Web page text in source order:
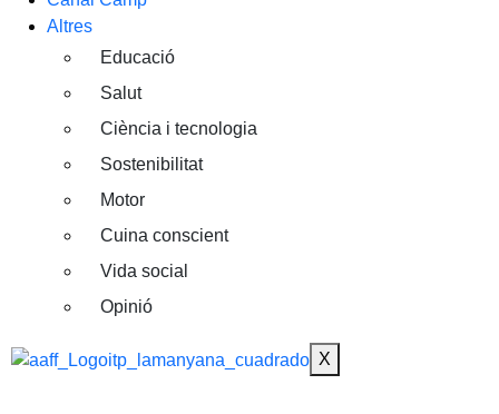
Altres
Educació
Salut
Ciència i tecnologia
Sostenibilitat
Motor
Cuina conscient
Vida social
Opinió
X